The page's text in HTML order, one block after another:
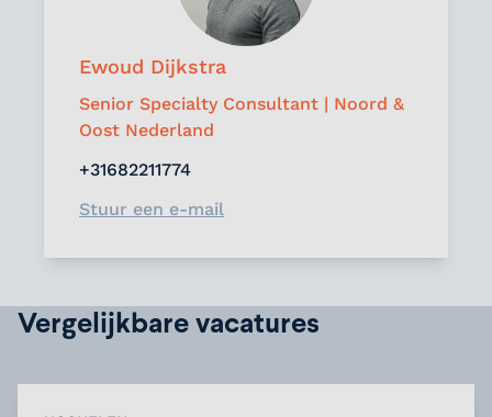
Ewoud Dijkstra
Senior Specialty Consultant | Noord &
Oost Nederland
+31682211774
Stuur een e-mail
Vergelijkbare vacatures